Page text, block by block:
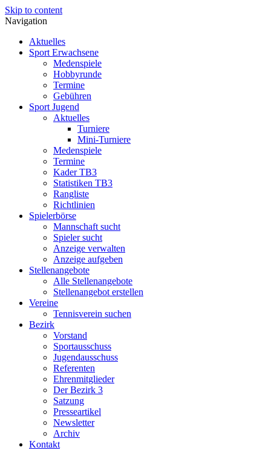
Skip to content
Navigation
Aktuelles
Sport Erwachsene
Medenspiele
Hobbyrunde
Termine
Gebühren
Sport Jugend
Aktuelles
Turniere
Mini-Turniere
Medenspiele
Termine
Kader TB3
Statistiken TB3
Rangliste
Richtlinien
Spielerbörse
Mannschaft sucht
Spieler sucht
Anzeige verwalten
Anzeige aufgeben
Stellenangebote
Alle Stellenangebote
Stellenangebot erstellen
Vereine
Tennisverein suchen
Bezirk
Vorstand
Sportausschuss
Jugendausschuss
Referenten
Ehrenmitglieder
Der Bezirk 3
Satzung
Presseartikel
Newsletter
Archiv
Kontakt